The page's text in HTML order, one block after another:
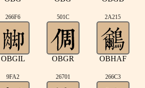
266F6
OBGIL
501C
OBGR
2A215
OBHAF
9FA2 26701 266C3